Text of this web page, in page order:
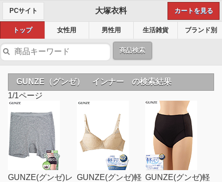
PCサイト 大塚衣料 カートを見る
トップ 女性用 男性用 生活雑貨 ブランド別
商品検索
GUNZE（グンゼ） インナー の検索結果
1/1ページ
GUNZE(グンゼ)レ GUNZE(グンゼ)軽 GUNZE(グンゼ)軽